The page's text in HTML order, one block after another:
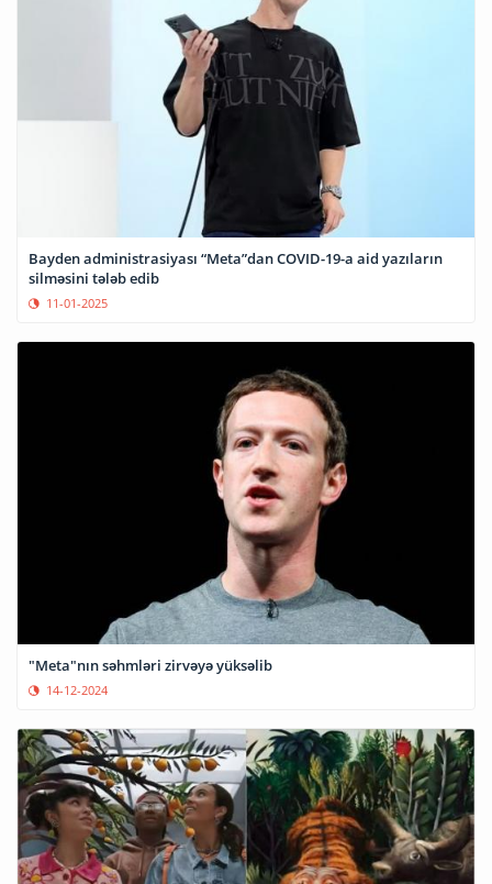
Bayden administrasiyası “Meta”dan COVID-19-a aid yazıların
silməsini tələb edib
11-01-2025
"Meta"nın səhmləri zirvəyə yüksəlib
14-12-2024